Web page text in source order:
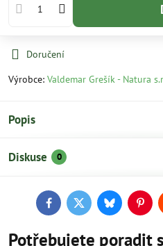
Doručení
Výrobce: Valdemar Grešík - Natura
Popis
Diskuse 0
FacebookTwitterBluesky
Potřebujete poradit